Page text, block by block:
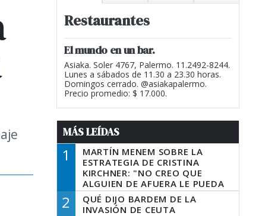
Restaurantes
El mundo en un bar.
Asiaka. Soler 4767, Palermo. 11.2492-8244.
Lunes a sábados de 11.30 a 23.30 horas.
Domingos cerrado. @asiakapalermo.
Precio promedio: $ 17.000.
MÁS LEÍDAS
1
MARTÍN MENEM SOBRE LA
ESTRATEGIA DE CRISTINA
KIRCHNER: "NO CREO QUE
ALGUIEN DE AFUERA LE PUEDA
DECIR A LA JUSTICIA LO QUE
TIENE QUE HACER"
2
QUÉ DIJO BARDEM DE LA
INVASIÓN DE CEUTA